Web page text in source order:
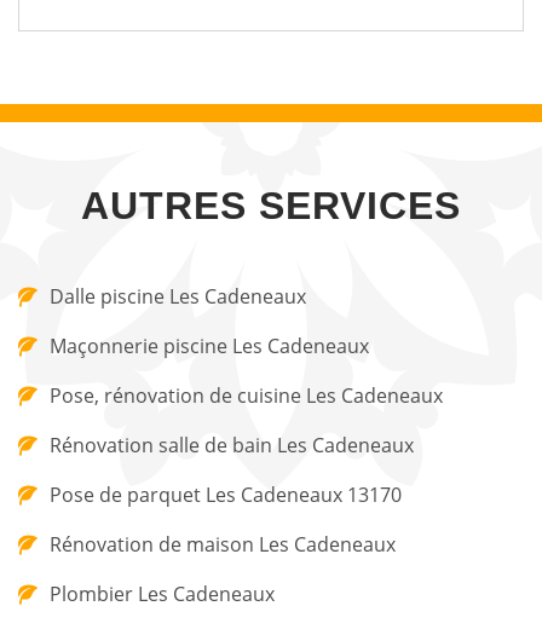
AUTRES SERVICES
Dalle piscine Les Cadeneaux
Maçonnerie piscine Les Cadeneaux
Pose, rénovation de cuisine Les Cadeneaux
Rénovation salle de bain Les Cadeneaux
Pose de parquet Les Cadeneaux 13170
Rénovation de maison Les Cadeneaux
Plombier Les Cadeneaux